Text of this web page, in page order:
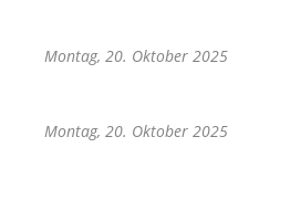
Montag, 20. Oktober 2025
Montag, 20. Oktober 2025